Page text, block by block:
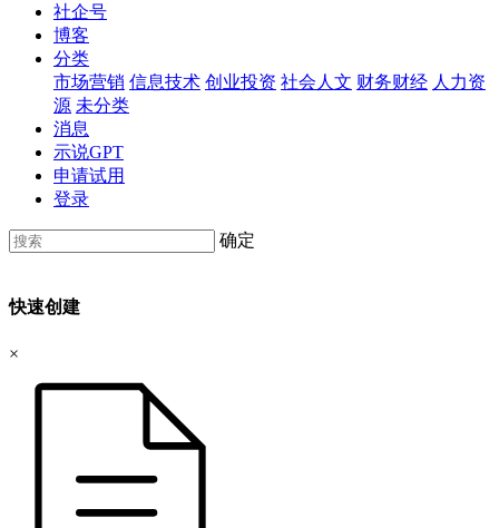
社企号
博客
分类
市场营销 信息技术 创业投资 社会人文 财务财经 人力资
源 未分类
消息
示说GPT
申请试用
登录
确定
快速创建
×